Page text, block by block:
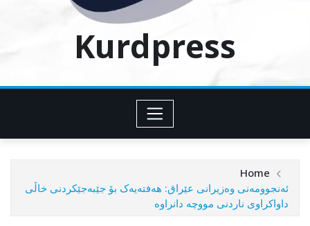
Kurdpress
Home
ئەنجوومەنی وەزیرانی عێراق: هەفتەیەک بۆ جێبەجێکردنی خاڵی
داواکراوی ناردنی مووچە دانراوە